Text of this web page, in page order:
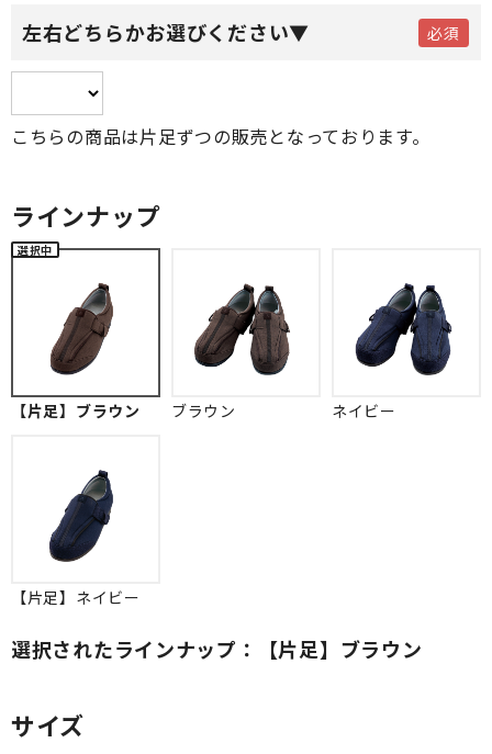
左右どちらかお選びください▼
こちらの商品は片足ずつの販売となっております。
ラインナップ
【片足】ブラウン ブラウン ネイビー
【片足】ネイビー
選択されたラインナップ：【片足】ブラウン
サイズ